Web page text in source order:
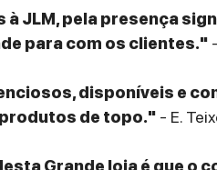
à JLM, pela presença
para com os clientes."
disponíveis e
de topo." - E.
Grande loja é que o